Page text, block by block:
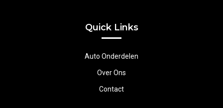
Quick Links
Auto Onderdelen
Over Ons
Contact